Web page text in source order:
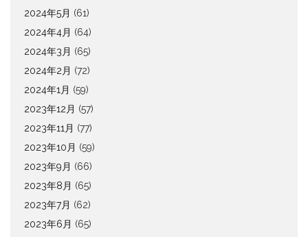
2024年5月 (61)
2024年4月 (64)
2024年3月 (65)
2024年2月 (72)
2024年1月 (59)
2023年12月 (57)
2023年11月 (77)
2023年10月 (59)
2023年9月 (66)
2023年8月 (65)
2023年7月 (62)
2023年6月 (65)